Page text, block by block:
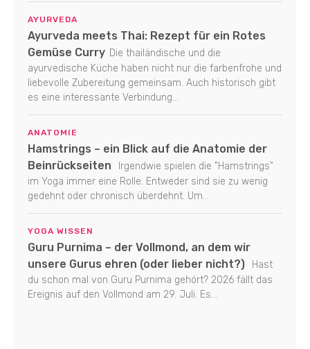
AYURVEDA
Ayurveda meets Thai: Rezept für ein Rotes
Gemüse Curry Die thailändische und die
ayurvedische Küche haben nicht nur die farbenfrohe und
liebevolle Zubereitung gemeinsam. Auch historisch gibt
es eine interessante Verbindung...
ANATOMIE
Hamstrings – ein Blick auf die Anatomie der
Beinrückseiten
Irgendwie spielen die "Hamstrings"
im Yoga immer eine Rolle. Entweder sind sie zu wenig
gedehnt oder chronisch überdehnt. Um...
YOGA WISSEN
Guru Purnima – der Vollmond, an dem wir
unsere Gurus ehren (oder lieber nicht?)
Hast
du schon mal von Guru Purnima gehört? 2026 fällt das
Ereignis auf den Vollmond am 29. Juli. Es...